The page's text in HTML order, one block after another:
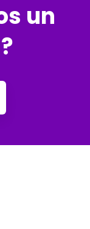
un